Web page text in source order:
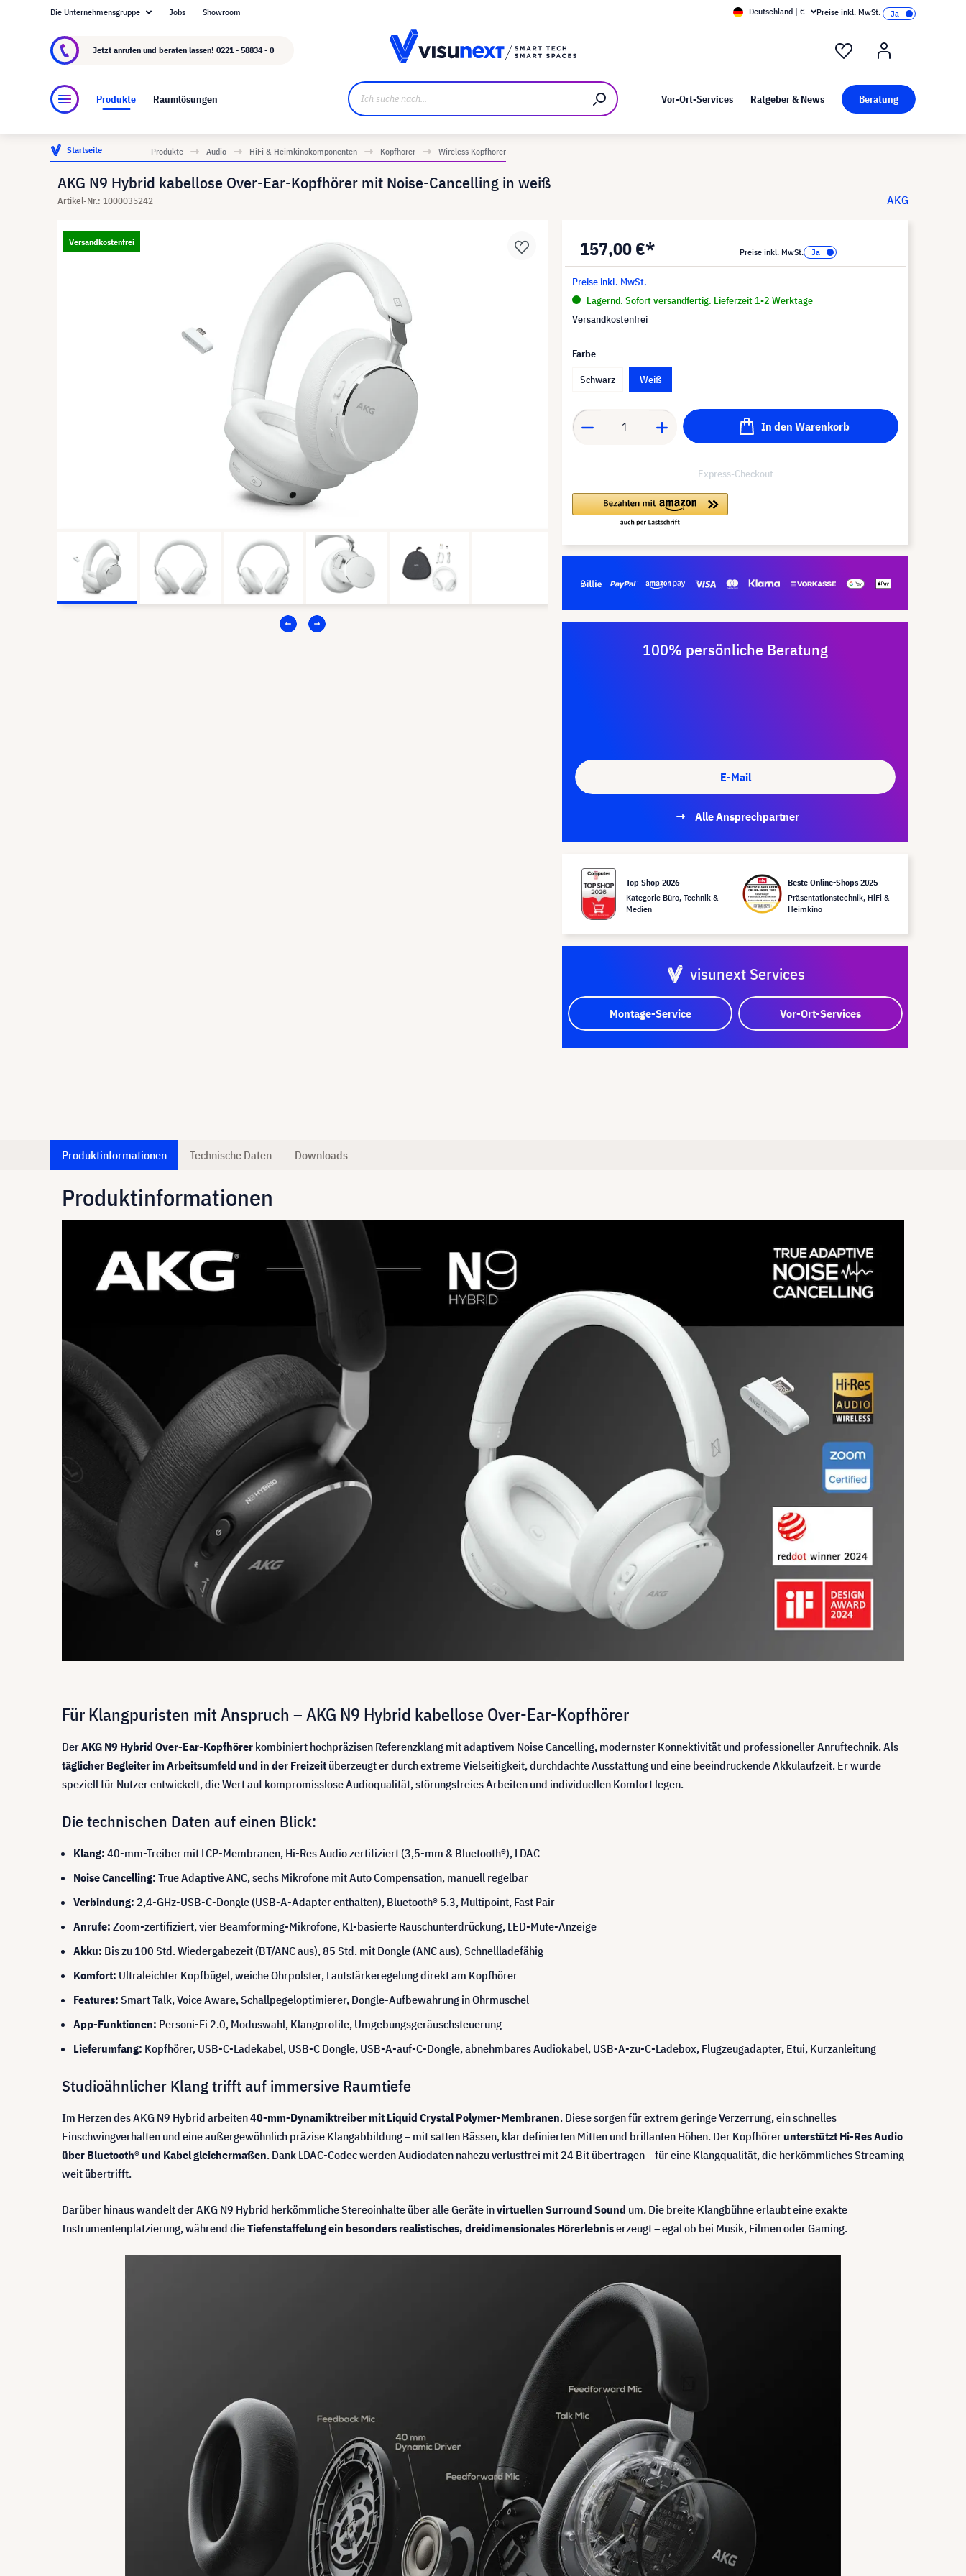
Über visunext.de Kunst bei visunext
Die Unternehmensgruppe Jobs Showroom Deutschland | € Preise inkl. MwSt.
Jetzt anrufen und beraten lassen! 0221 - 58834 - 0
Produkte Raumlösungen Vor-Ort-Services Ratgeber & News Beratung
Startseite Produkte Audio HiFi & Heimkinokomponenten Kopfhörer Wireless Kopfhörer
AKG N9 Hybrid kabellose Over-Ear-Kopfhörer mit Noise-Cancelling in weiß
Artikel-Nr.: 1000035242 AKG
Versandkostenfrei 157,00 €* Preise inkl. MwSt.
Preise inkl. MwSt.
Lagernd. Sofort versandfertig. Lieferzeit 1-2 Werktage
Versandkostenfrei
Farbe
Schwarz
Weiß
In den Warenkorb
Express-Checkout
100% persönliche Beratung
E-Mail
Alle Ansprechpartner
Top Shop 2026
Kategorie Büro, Technik &
Medien
Beste Online-Shops 2025
Präsentationstechnik, HiFi &
Heimkino
visunext Services
Montage-Service Vor-Ort-Services
Produktinformationen Technische Daten Downloads
Produktinformationen
Für Klangpuristen mit Anspruch – AKG N9 Hybrid kabellose Over-Ear-Kopfhörer
DerAKG N9 Hybrid Over-Ear-Kopfhörer kombiniert hochpräzisen Referenzklang mit adaptivem Noise Cancelling, modernster Konnektivität und professioneller Anruftechnik. Als
täglicher Begleiter im Arbeitsumfeld und in der Freizeit überzeugt er durch extreme Vielseitigkeit, durchdachte Ausstattung und eine beeindruckende Akkulaufzeit. Er wurde
speziell für Nutzer entwickelt, die Wert auf kompromisslose Audioqualität, störungsfreies Arbeiten und individuellen Komfort legen.
Die technischen Daten auf einen Blick:
Klang: 40-mm-Treiber mit LCP-Membranen, Hi-Res Audio zertifiziert (3,5-mm & Bluetooth®), LDAC
Noise Cancelling: True Adaptive ANC, sechs Mikrofone mit Auto Compensation, manuell regelbar
Verbindung: 2,4-GHz-USB-C-Dongle (USB-A-Adapter enthalten), Bluetooth® 5.3, Multipoint, Fast Pair
Anrufe: Zoom-zertifiziert, vier Beamforming-Mikrofone, KI-basierte Rauschunterdrückung, LED-Mute-Anzeige
Akku: Bis zu 100 Std. Wiedergabezeit (BT/ANC aus), 85 Std. mit Dongle (ANC aus), Schnellladefähig
Komfort: Ultraleichter Kopfbügel, weiche Ohrpolster, Lautstärkeregelung direkt am Kopfhörer
Features: Smart Talk, Voice Aware, Schallpegeloptimierer, Dongle-Aufbewahrung in Ohrmuschel
App-Funktionen: Personi-Fi 2.0, Moduswahl, Klangprofile, Umgebungsgeräuschsteuerung
Lieferumfang: Kopfhörer, USB-C-Ladekabel, USB-C Dongle, USB-A-auf-C-Dongle, abnehmbares Audiokabel, USB-A-zu-C-Ladebox, Flugzeugadapter, Etui, Kurzanleitung
Studioähnlicher Klang trifft auf immersive Raumtiefe
Im Herzen des AKG N9 Hybrid arbeiten40-mm-Dynamiktreiber mit Liquid Crystal Polymer-Membranen. Diese sorgen für extrem geringe Verzerrung, ein schnelles
Einschwingverhalten und eine außergewöhnlich präzise Klangabbildung – mit satten Bässen, klar definierten Mitten und brillanten Höhen. Der Kopfhörerunterstützt Hi-Res Audio
über Bluetooth® und Kabel gleichermaßen. Dank LDAC-Codec werden Audiodaten nahezu verlustfrei mit 24 Bit übertragen – für eine Klangqualität, die herkömmliches Streaming
weit übertrifft.
Darüber hinaus wandelt der AKG N9 Hybrid herkömmliche Stereoinhalte über alle Geräte invirtuellen Surround Sound um. Die breite Klangbühne erlaubt eine exakte
Instrumentenplatzierung, während dieTiefenstaffelung ein besonders realistisches, dreidimensionales Hörerlebniserzeugt – egal ob bei Musik, Filmen oder Gaming.